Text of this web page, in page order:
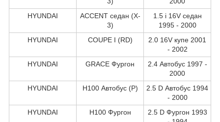
HYUNDAI
ACCENT седан (X-
3)
1.5 i 16V седан
1995 - 2000
HYUNDAI
COUPE I (RD)
2.0 16V купе 2001
- 2002
HYUNDAI
GRACE Фургон
2.4 Автобус 1997 -
2000
HYUNDAI
H100 Автобус (P)
2.5 D Автобус 1994
- 2000
HYUNDAI
H100 Фургон
2.5 D Фургон 1993